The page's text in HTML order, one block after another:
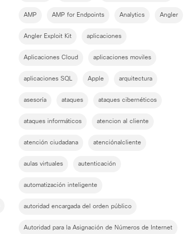
AMP AMP for Endpoints Analytics Angler
Angler Exploit Kit aplicaciones
Aplicaciones Cloud aplicaciones moviles
aplicaciones SQL Apple arquitectura
asesoría ataques ataques cibernéticos
ataques informáticos atencion al cliente
atención ciudadana atenciónalcliente
aulas virtuales autenticación
automatización inteligente
autoridad encargada del orden público
Autoridad para la Asignación de Números de Internet